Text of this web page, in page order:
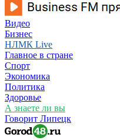
Видео
Бизнес
НЛМК Live
Главное в стране
Спорт
Экономика
Политика
Здоровье
А знаете ли вы
Говорит Липецк